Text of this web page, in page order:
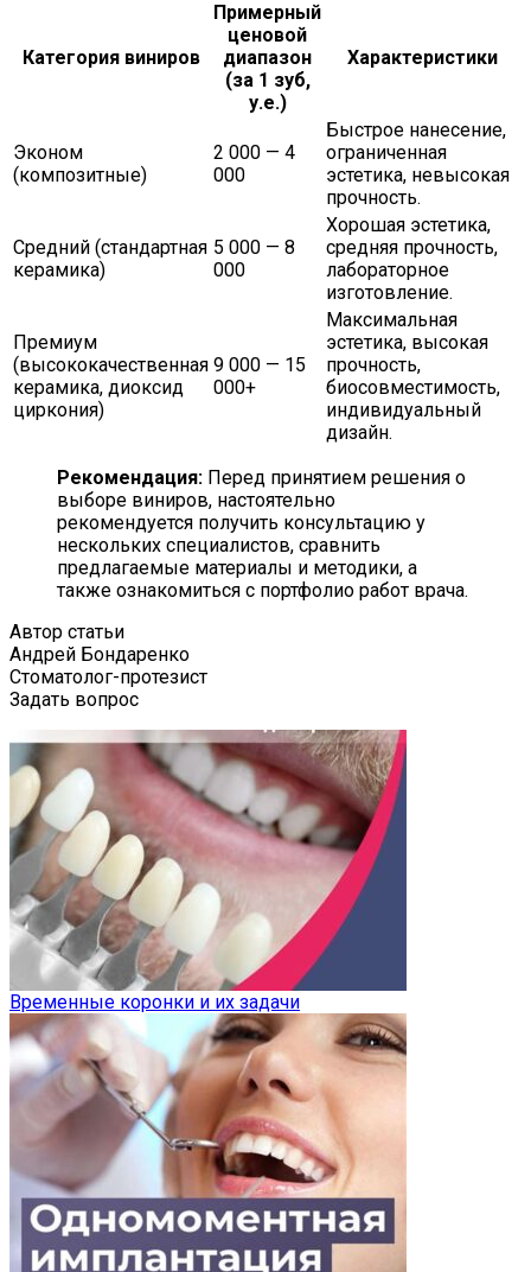
Категория виниров
Примерный
ценовой
диапазон
(за 1 зуб,
у.е.)
Характеристики
Эконом
(композитные)
2 000 — 4
000
Быстрое нанесение,
ограниченная
эстетика, невысокая
прочность.
Средний (стандартная
керамика)
5 000 — 8
000
Хорошая эстетика,
средняя прочность,
лабораторное
изготовление.
Премиум
(высококачественная
керамика, диоксид
циркония)
9 000 — 15
000+
Максимальная
эстетика, высокая
прочность,
биосовместимость,
индивидуальный
дизайн.
Рекомендация: Перед принятием решения о
выборе виниров, настоятельно
рекомендуется получить консультацию у
нескольких специалистов, сравнить
предлагаемые материалы и методики, а
также ознакомиться с портфолио работ врача.
Автор статьи
Андрей Бондаренко
Стоматолог-протезист
Задать вопрос
Временные коронки и их задачи